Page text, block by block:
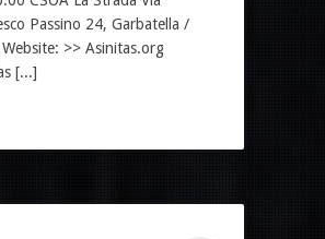
Passino 24, Garbatella /
Website: >> Asinitas.org
[...]